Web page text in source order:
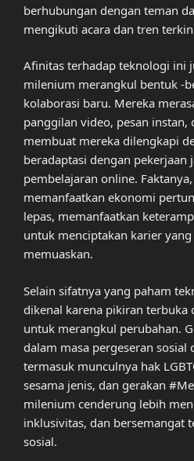
berhubungan dengan teman
mengikuti acara dan tren
Afinitas terhadap teknologi ini
milenium merangkul bentuk -
kolaborasi baru. Mereka
panggilan video, pesan
membuat mereka dilengkapi
beradaptasi dengan pekerjaan
pembelajaran online.
memanfaatkan ekonomi
lepas, memanfaatkan
untuk menciptakan karier
memuaskan.
Selain sifatnya yang paham
dikenal karena pikiran terbuka
untuk merangkul perubahan.
dalam masa pergeseran sosial
termasuk munculnya hak
sesama jenis, dan gerakan
milenium cenderung lebih
inklusivitas, dan bersemangat
sosial.